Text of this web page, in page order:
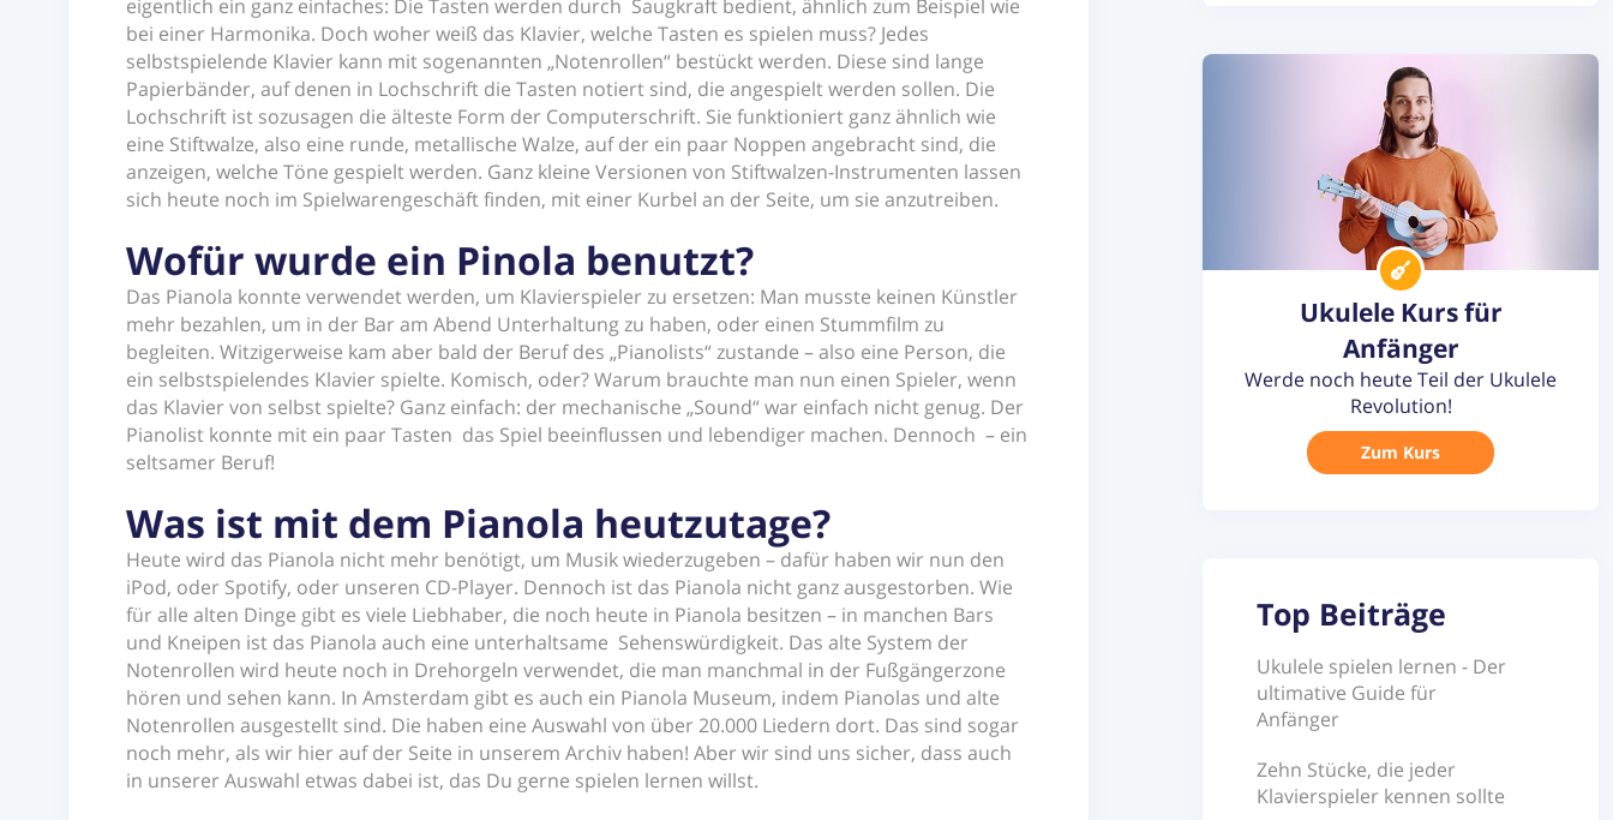
eigentlich ein ganz einfaches: Die Tasten werden durch Saugkraft bedient, ähnlich zum Beispiel wie
bei einer Harmonika. Doch woher weiß das Klavier, welche Tasten es spielen muss? Jedes
selbstspielende Klavier kann mit sogenannten „Notenrollen“ bestückt werden. Diese sind lange
Papierbänder, auf denen in Lochschrift die Tasten notiert sind, die angespielt werden sollen. Die
Lochschrift ist sozusagen die älteste Form der Computerschrift. Sie funktioniert ganz ähnlich wie
eine Stiftwalze, also eine runde, metallische Walze, auf der ein paar Noppen angebracht sind, die
anzeigen, welche Töne gespielt werden. Ganz kleine Versionen von Stiftwalzen-Instrumenten lassen
sich heute noch im Spielwarengeschäft finden, mit einer Kurbel an der Seite, um sie anzutreiben.
Wofür wurde ein Pinola benutzt?
Das Pianola konnte verwendet werden, um Klavierspieler zu ersetzen: Man musste keinen Künstler
mehr bezahlen, um in der Bar am Abend Unterhaltung zu haben, oder einen Stummfilm zu
begleiten. Witzigerweise kam aber bald der Beruf des „Pianolists“ zustande – also eine Person, die
ein selbstspielendes Klavier spielte. Komisch, oder? Warum brauchte man nun einen Spieler, wenn
das Klavier von selbst spielte? Ganz einfach: der mechanische „Sound“ war einfach nicht genug. Der
Pianolist konnte mit ein paar Tasten das Spiel beeinflussen und lebendiger machen. Dennoch – ein
seltsamer Beruf!
Was ist mit dem Pianola heutzutage?
Heute wird das Pianola nicht mehr benötigt, um Musik wiederzugeben – dafür haben wir nun den
iPod, oder Spotify, oder unseren CD-Player. Dennoch ist das Pianola nicht ganz ausgestorben. Wie
für alle alten Dinge gibt es viele Liebhaber, die noch heute in Pianola besitzen – in manchen Bars
und Kneipen ist das Pianola auch eine unterhaltsame Sehenswürdigkeit. Das alte System der
Notenrollen wird heute noch in Drehorgeln verwendet, die man manchmal in der Fußgängerzone
hören und sehen kann. In Amsterdam gibt es auch ein Pianola Museum, indem Pianolas und alte
Notenrollen ausgestellt sind. Die haben eine Auswahl von über 20.000 Liedern dort. Das sind sogar
noch mehr, als wir hier auf der Seite in unserem Archiv haben! Aber wir sind uns sicher, dass auch
in unserer Auswahl etwas dabei ist, das Du gerne spielen lernen willst.
Ukulele Kurs für
Anfänger
Werde noch heute Teil der Ukulele
Revolution!
Zum Kurs
Top Beiträge
Ukulele spielen lernen - Der
ultimative Guide für
Anfänger
Zehn Stücke, die jeder
Klavierspieler kennen sollte